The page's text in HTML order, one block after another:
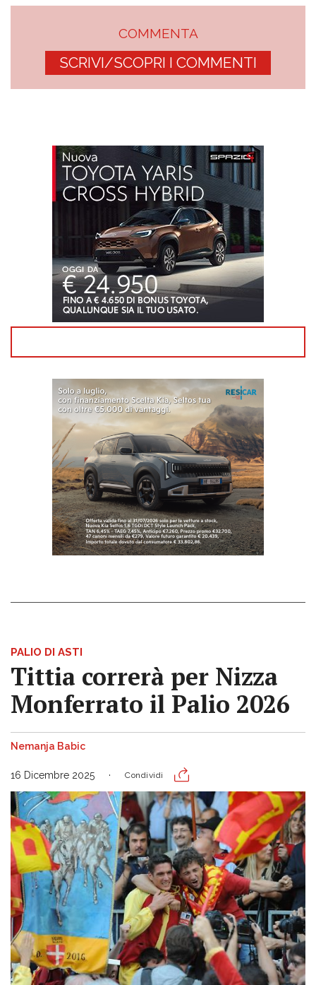
COMMENTA
SCRIVI/SCOPRI I COMMENTI
PALIO DI ASTI
Tittia correrà per Nizza
Monferrato il Palio 2026
Nemanja Babic
16 Dicembre 2025 Condividi